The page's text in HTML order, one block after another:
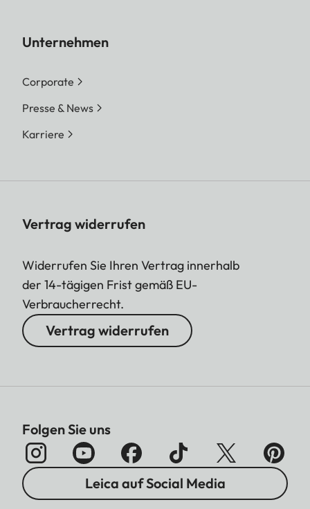
Unternehmen
Corporate
Presse & News
Karriere
Vertrag widerrufen
Widerrufen Sie Ihren Vertrag innerhalb
der 14-tägigen Frist gemäß EU-
Verbraucherrecht.
Vertrag widerrufen
Folgen Sie uns
Leica auf Social Media